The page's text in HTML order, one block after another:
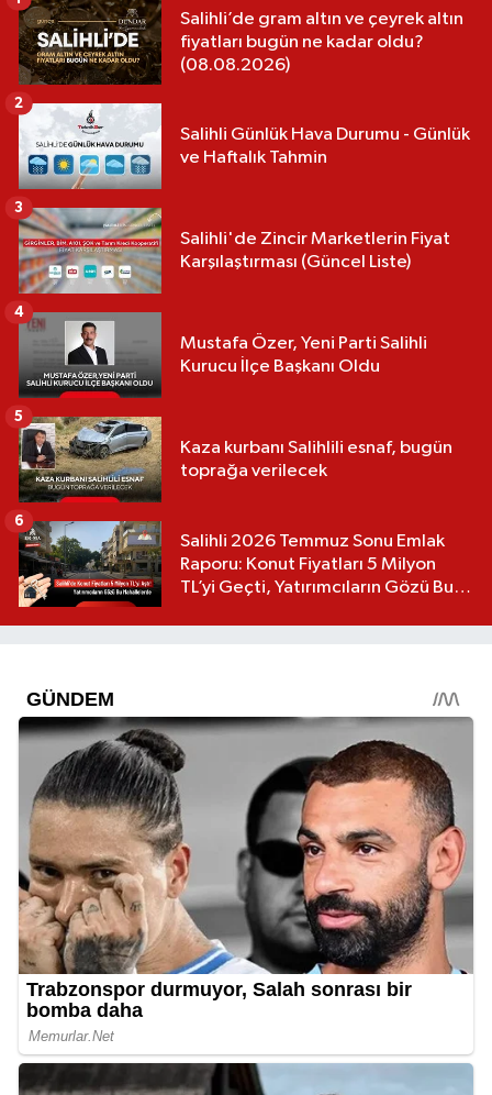
Salihli’de gram altın ve çeyrek altın
fiyatları bugün ne kadar oldu?
(08.08.2026)
Salihli Günlük Hava Durumu - Günlük
ve Haftalık Tahmin
2
Salihli'de Zincir Marketlerin Fiyat
Karşılaştırması (Güncel Liste)
3
Mustafa Özer, Yeni Parti Salihli
Kurucu İlçe Başkanı Oldu
4
Kaza kurbanı Salihlili esnaf, bugün
toprağa verilecek
5
Salihli 2026 Temmuz Sonu Emlak
Raporu: Konut Fiyatları 5 Milyon
TL’yi Geçti, Yatırımcıların Gözü Bu
6